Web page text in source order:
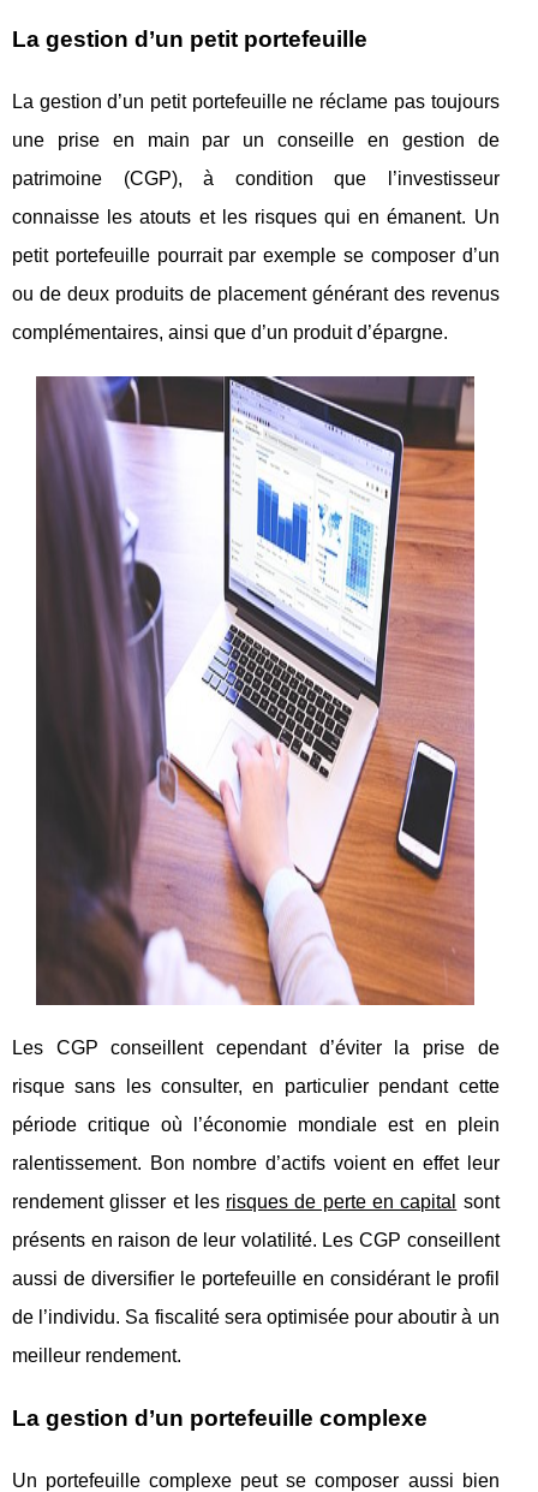
La gestion d’un petit portefeuille
La gestion d’un petit portefeuille ne réclame pas toujours
une prise en main par un conseille en gestion de
patrimoine (CGP), à condition que l’investisseur
connaisse les atouts et les risques qui en émanent. Un
petit portefeuille pourrait par exemple se composer d’un
ou de deux produits de placement générant des revenus
complémentaires, ainsi que d’un produit d’épargne.
Les CGP conseillent cependant d’éviter la prise de
risque sans les consulter, en particulier pendant cette
période critique où l’économie mondiale est en plein
ralentissement. Bon nombre d’actifs voient en effet leur
rendement glisser et les risques de perte en capital
sont
présents en raison de leur volatilité. Les CGP conseillent
aussi de diversifier le portefeuille en considérant le profil
de l’individu. Sa fiscalité sera optimisée pour aboutir à un
meilleur rendement.
La gestion d’un portefeuille complexe
Un portefeuille complexe peut se composer aussi bien